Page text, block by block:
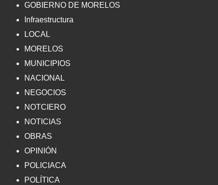
GOBIERNO DE MORELOS
Infraestructura
LOCAL
MORELOS
MUNICIPIOS
NACIONAL
NEGOCIOS
NOTCIERO
NOTICIAS
OBRAS
OPINIÓN
POLICIACA
POLÍTICA